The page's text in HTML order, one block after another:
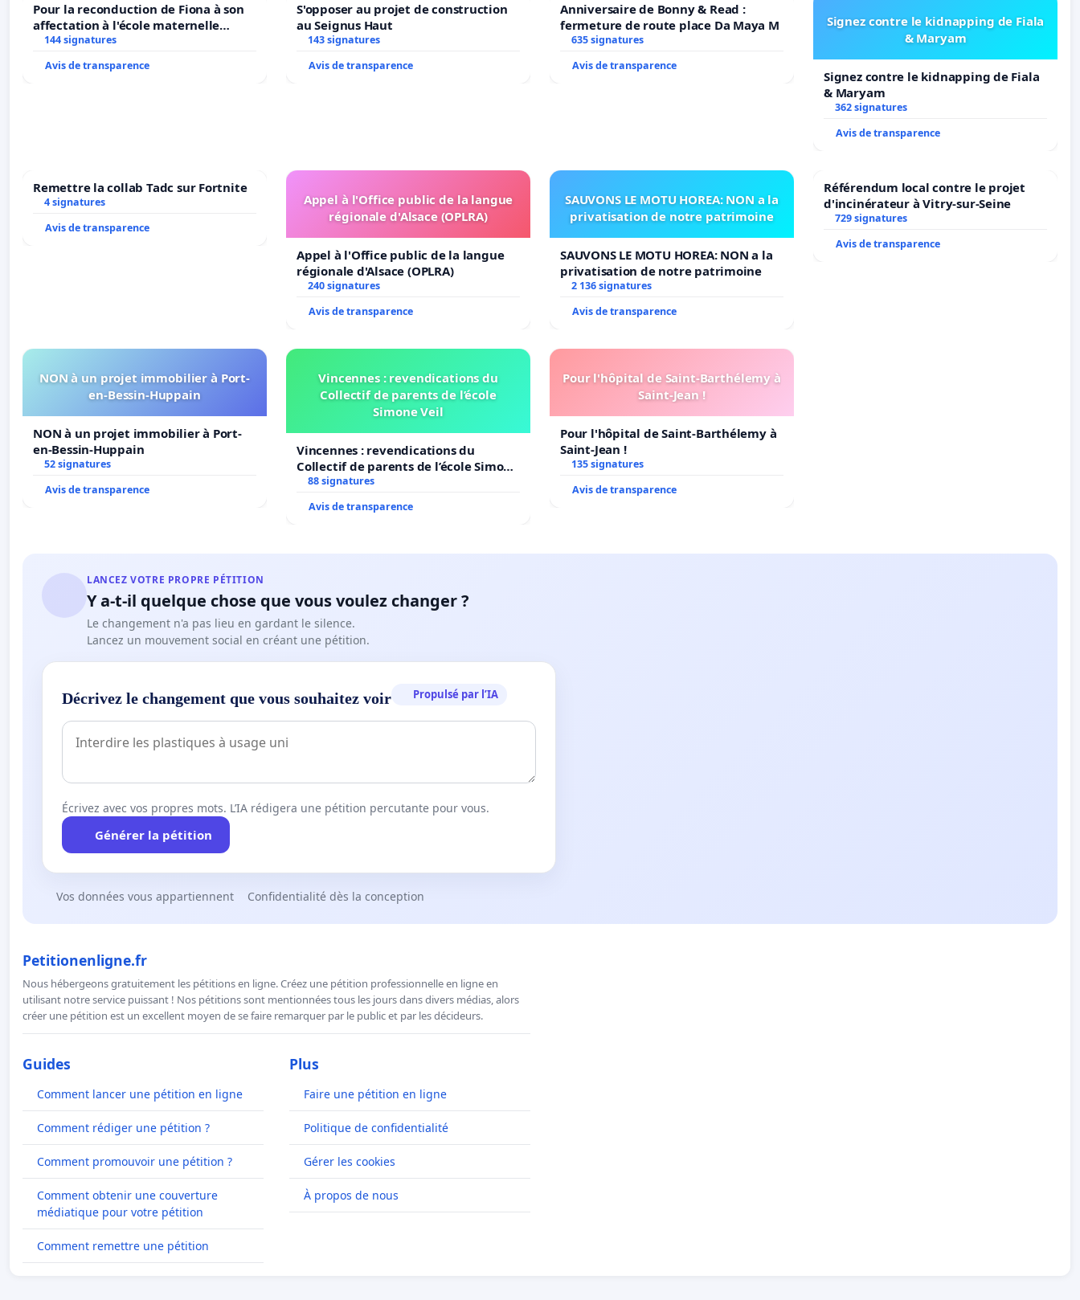
Pour la reconduction de Fiona à son
affectation à l'école maternelle
LAMARTINE auprès de Léo N. en
2026/2027
144 signatures
Avis de transparence
S'opposer au projet de construction
au Seignus Haut
143 signatures
Avis de transparence
Anniversaire de Bonny & Read :
fermeture de route place Da Maya M
635 signatures
Avis de transparence
Signez contre le kidnapping de Fiala
& Maryam
Signez contre le kidnapping de Fiala
& Maryam
362 signatures
Avis de transparence
Remettre la collab Tadc sur Fortnite
4 signatures
Avis de transparence
Appel à l'Office public de la langue
régionale d'Alsace (OPLRA)
Appel à l'Office public de la langue
régionale d'Alsace (OPLRA)
240 signatures
Avis de transparence
SAUVONS LE MOTU HOREA: NON a la
privatisation de notre patrimoine
SAUVONS LE MOTU HOREA: NON a la
privatisation de notre patrimoine
2 136 signatures
Avis de transparence
Référendum local contre le projet
d'incinérateur à Vitry-sur-Seine
729 signatures
Avis de transparence
NON à un projet immobilier à Port-
en-Bessin-Huppain
NON à un projet immobilier à Port-
en-Bessin-Huppain
52 signatures
Avis de transparence
Vincennes : revendications du
Collectif de parents de l’école
Simone Veil
Vincennes : revendications du
Collectif de parents de l’école Simone
Veil
88 signatures
Avis de transparence
Pour l'hôpital de Saint-Barthélemy à
Saint-Jean !
Pour l'hôpital de Saint-Barthélemy à
Saint-Jean !
135 signatures
Avis de transparence
LANCEZ VOTRE PROPRE PÉTITION
Y a-t-il quelque chose que vous voulez changer ?
Le changement n'a pas lieu en gardant le silence.
Lancez un mouvement social en créant une pétition.
Décrivez le changement que vous souhaitez voir Propulsé par l’IA
Écrivez avec vos propres mots. L’IA rédigera une pétition percutante pour vous.
Générer la pétition
Vos données vous appartiennent Confidentialité dès la conception
Petitionenligne.fr
Nous hébergeons gratuitement les pétitions en ligne. Créez une pétition professionnelle en ligne en
utilisant notre service puissant ! Nos pétitions sont mentionnées tous les jours dans divers médias, alors
créer une pétition est un excellent moyen de se faire remarquer par le public et par les décideurs.
Guides
Comment lancer une pétition en ligne
Comment rédiger une pétition ?
Comment promouvoir une pétition ?
Comment obtenir une couverture
médiatique pour votre pétition
Comment remettre une pétition
Plus
Faire une pétition en ligne
Politique de confidentialité
Gérer les cookies
À propos de nous